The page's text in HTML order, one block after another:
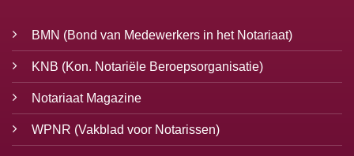
BMN (Bond van Medewerkers in het Notariaat)
KNB (Kon. Notariële Beroepsorganisatie)
Notariaat Magazine
WPNR (Vakblad voor Notarissen)